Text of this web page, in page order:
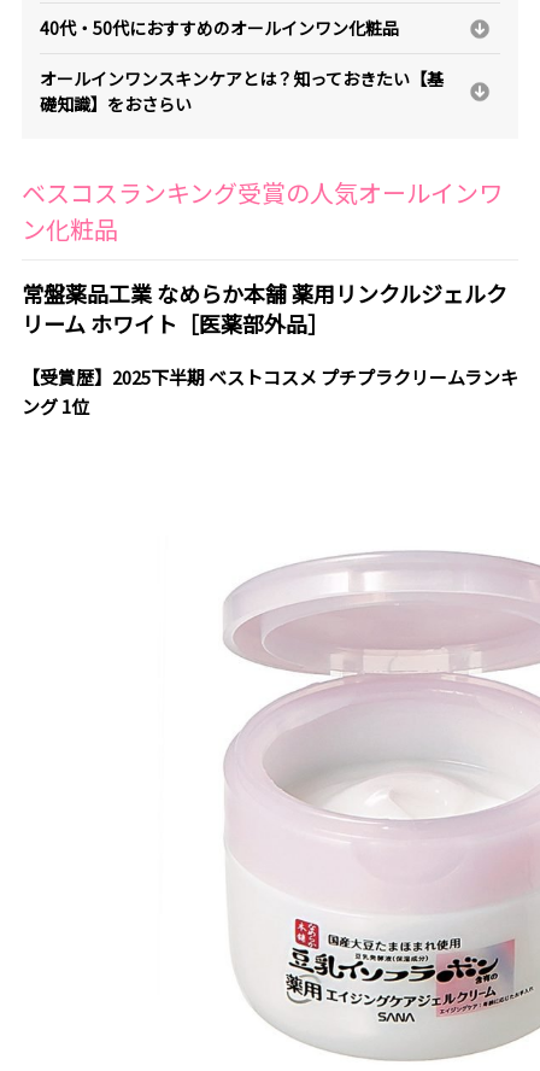
40代・50代におすすめのオールインワン化粧品
オールインワンスキンケアとは？知っておきたい【基
礎知識】をおさらい
ベスコスランキング受賞の人気オールインワ
ン化粧品
常盤薬品工業 なめらか本舗 薬用リンクルジェルク
リーム ホワイト［医薬部外品］
【受賞歴】2025下半期 ベストコスメ プチプラクリームランキ
ング 1位